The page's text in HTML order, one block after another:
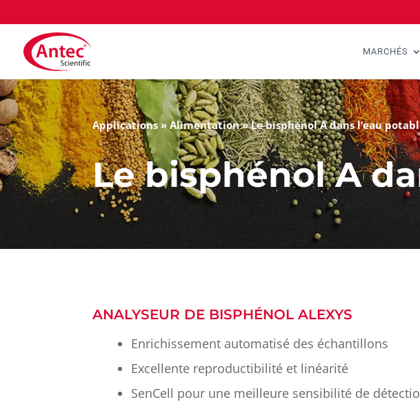
MARCHÉS
Applications »Alimentation»Le bisphénol A dans l’eau
Le bisphénol A
ANALYSEUR DE BISPHÉNOL ALEXYS
Enrichissement automatisé des échantillons
Excellente reproductibilité et linéarité
SenCell pour une meilleure sensibilité de